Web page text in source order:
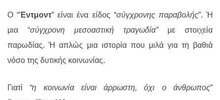
Ο “Έντμοντ” είναι ένα είδος “σύγχρονης παραβολής”. Ή
μια “σύγχρονη μεσοαστική τραγωδία”με στοιχεία
παρωδίας. Ή απλώς μια ιστορία που μιλά για τη βαθιά
νόσο της δυτικής κοινωνίας.
Γιατί “η κοινωνία είναι άρρωστη, όχι ο άνθρωπος”